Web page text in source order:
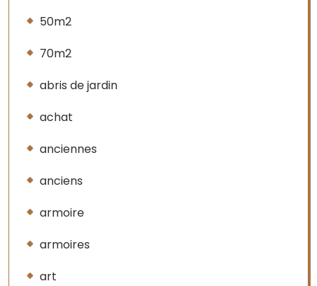
50m2
70m2
abris de jardin
achat
anciennes
anciens
armoire
armoires
art